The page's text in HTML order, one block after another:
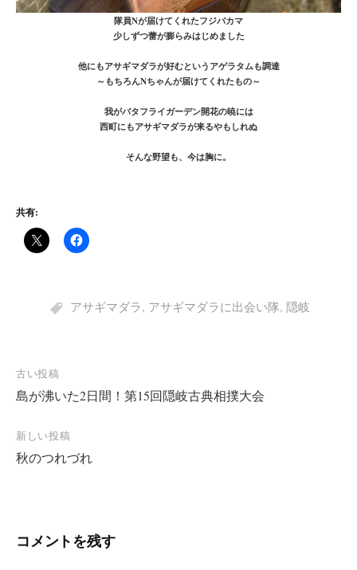
隊員Nが届けてくれたフジバカマ
少しずつ蕾が膨らみはじめました
他にもアサギマダラが好むというアゲラタムも調達
～もちろんNちゃんが届けてくれたもの～
我がバタフライガーデン開花の暁には
西町にもアサギマダラが来るやもしれぬ
そんな野望も、今は胸に。
共有:
アサギマダラ, アサギマダラに出会い隊, 隠岐
投
稿
ナ
ビ
ゲ
ョ
古い投稿
島が沸いた2日間！第15回隠岐古典相撲大会
新しい投稿
秋のつれづれ
コメントを残す